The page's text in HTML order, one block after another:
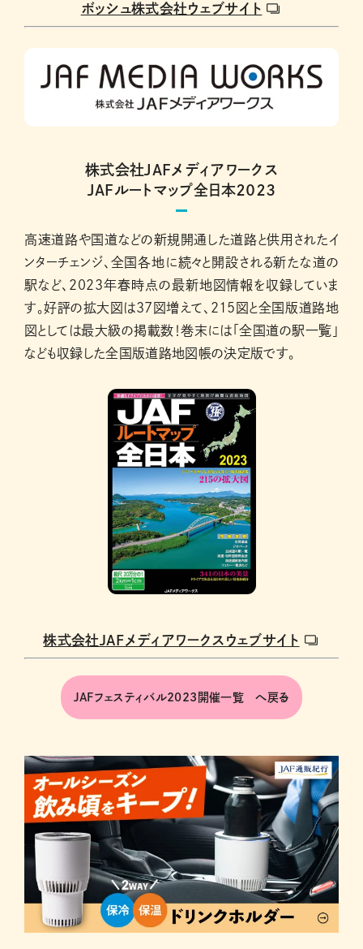
ボッシュ株式会社ウェブサイト
株式会社JAFメディアワークス
JAFルートマップ全日本２０２３
高速道路や国道などの新規開通した道路と供用されたイ
ンターチェンジ、全国各地に続々と開設される新たな道の
駅など、２０２３年春時点の最新地図情報を収録していま
す。好評の拡大図は37図増えて、215図と全国版道路地
図としては最大級の掲載数！巻末には「全国道の駅一覧」
なども収録した全国版道路地図帳の決定版です。
株式会社JAFメディアワークスウェブサイト
JAFフェスティバル2023開催一覧 へ戻る